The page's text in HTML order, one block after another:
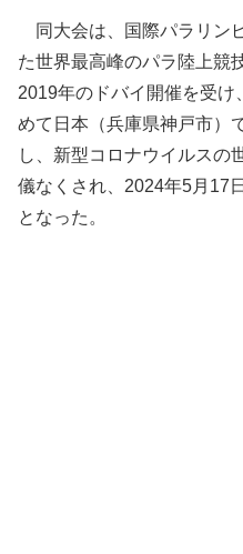
同大会は、国際パラリン
た世界最高峰のパラ陸上競
2019年のドバイ開催を受
めて日本（兵庫県神戸市）
し、新型コロナウイルスの
儀なくされ、2024年5月17
となった。